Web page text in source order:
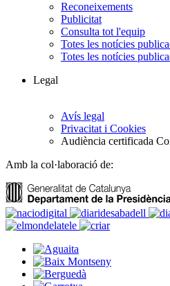
Reconeixements
Publicitat
Consulta tot l'equip
Totes les notícies
Totes les notícies
Legal
Avís legal
Privacitat i Cookies
Audiència certificada
Amb la col·laboració de: